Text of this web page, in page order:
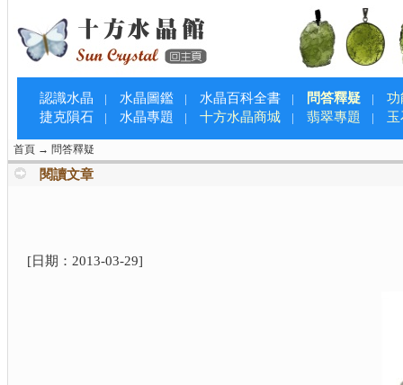
認識水晶 | 水晶圖鑑 | 水晶百科全書 | 問答釋疑 |
功
捷克隕石
| 水晶專題 | 十方水晶商城 | 翡翠專題 |
首頁 → 問答釋疑
閱讀文章
[日期： 2013-03-29]